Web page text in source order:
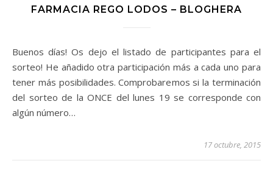
FARMACIA REGO LODOS – BLOGHERA
Buenos días! Os dejo el listado de participantes para el
sorteo! He añadido otra participación más a cada uno para
tener más posibilidades. Comprobaremos si la terminación
del sorteo de la ONCE del lunes 19 se corresponde con
algún número…
17 octubre, 2015